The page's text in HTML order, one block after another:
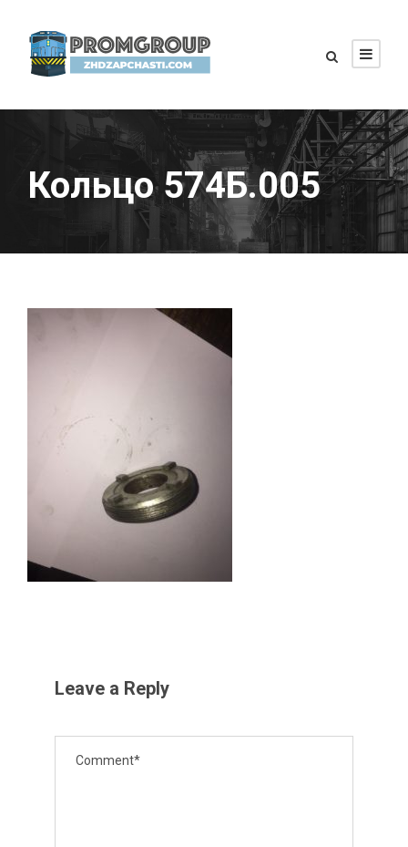
Кольцо 574Б.005
Leave a Reply